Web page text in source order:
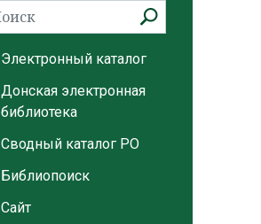
Электронный каталог
Донская электронная
библиотека
Сводный каталог РО
Библиопоиск
Сайт